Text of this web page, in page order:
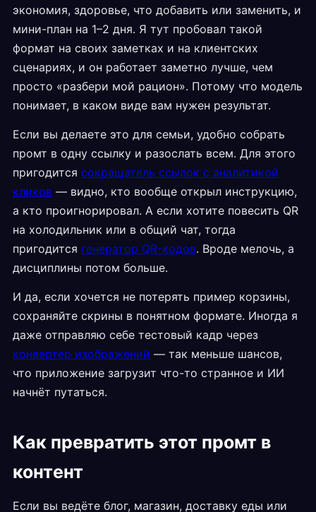
экономия, здоровье, что добавить или заменить, и
мини-план на 1–2 дня. Я тут пробовал такой
формат на своих заметках и на клиентских
сценариях, и он работает заметно лучше, чем
просто «разбери мой рацион». Потому что модель
понимает, в каком виде вам нужен результат.
Если вы делаете это для семьи, удобно собрать
промт в одну ссылку и разослать всем. Для этого
пригодится сокращатель ссылок с аналитикой
кликов — видно, кто вообще открыл инструкцию,
а кто проигнорировал. А если хотите повесить QR
на холодильник или в общий чат, тогда
пригодится генератор QR-кодов. Вроде мелочь, а
дисциплины потом больше.
И да, если хочется не потерять пример корзины,
сохраняйте скрины в понятном формате. Иногда я
даже отправляю себе тестовый кадр через
конвертер изображений — так меньше шансов,
что приложение загрузит что-то странное и ИИ
начнёт путаться.
Как превратить этот промт в
контент
Если вы ведёте блог, магазин, доставку еды или